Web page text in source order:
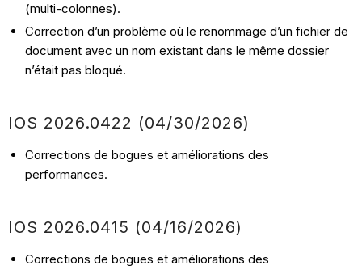
(multi-colonnes).
Correction d’un problème où le renommage d’un fichier de
document avec un nom existant dans le même dossier
n’était pas bloqué.
IOS 2026.0422 (04/30/2026)
Corrections de bogues et améliorations des
performances.
IOS 2026.0415 (04/16/2026)
Corrections de bogues et améliorations des